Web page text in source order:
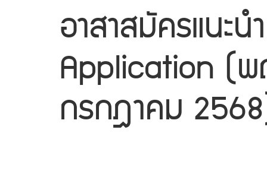
อาสาสมัครแนะ
Application (
กรกฎาคม